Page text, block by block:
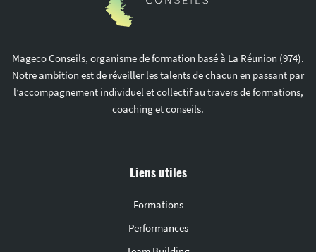
Mageco Conseils, organisme de formation basé à La Réunion (974).
Notre ambition est de réveiller les talents de chacun en passant par
l’accompagnement individuel et collectif au travers de formations,
coaching et conseils.
Liens utiles
Formations
Performances